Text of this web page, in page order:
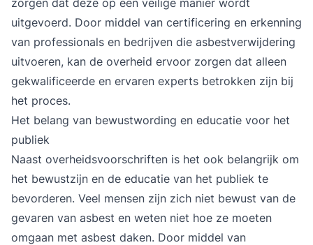
zorgen dat deze op een veilige manier wordt
uitgevoerd. Door middel van certificering en erkenning
van professionals en bedrijven die asbestverwijdering
uitvoeren, kan de overheid ervoor zorgen dat alleen
gekwalificeerde en ervaren experts betrokken zijn bij
het proces.
Het belang van bewustwording en educatie voor het
publiek
Naast overheidsvoorschriften is het ook belangrijk om
het bewustzijn en de educatie van het publiek te
bevorderen. Veel mensen zijn zich niet bewust van de
gevaren van asbest en weten niet hoe ze moeten
omgaan met asbest daken. Door middel van